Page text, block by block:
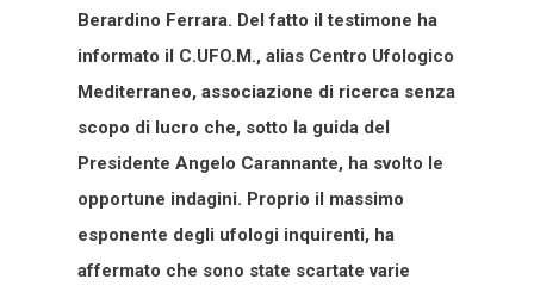
Berardino Ferrara. Del fatto il testimone ha
informato il C.UFO.M., alias Centro Ufologico
Mediterraneo, associazione di ricerca senza
scopo di lucro che, sotto la guida del
Presidente Angelo Carannante, ha svolto le
opportune indagini. Proprio il massimo
esponente degli ufologi inquirenti, ha
affermato che sono state scartate varie